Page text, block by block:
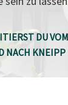
DU VOM
NACH KNEIPP